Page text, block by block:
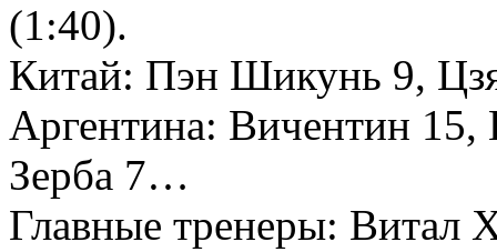
(1:40).
Китай: Пэн Шикунь 9,
Аргентина: Вичентин 15,
Зерба 7…
Главные тренеры: Витал